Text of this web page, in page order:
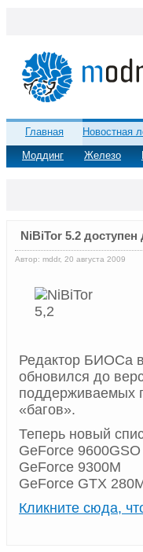
Главная
Новостная
Моддинг
Железо
NiBiTor 5.2
Автор: mddr, 20 августа 2009
Редактор БИОСа
обновился до
поддерживаемых
«багов».
Теперь новый
GeForce 9600GSO
GeForce 9300M
GeForce GTX
Кликните сюда,